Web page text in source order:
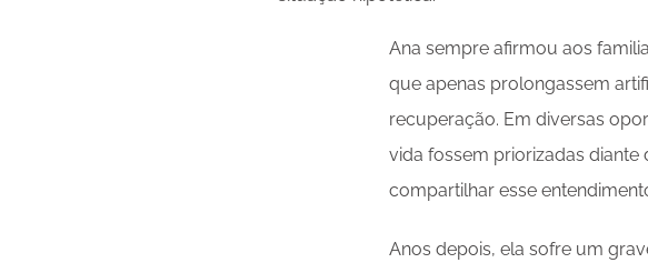
Ana sempre afirmou aos
que apenas prolongassem
recuperação. Em diversas
vida fossem priorizadas diante
compartilhar esse
Anos depois, ela sofre um